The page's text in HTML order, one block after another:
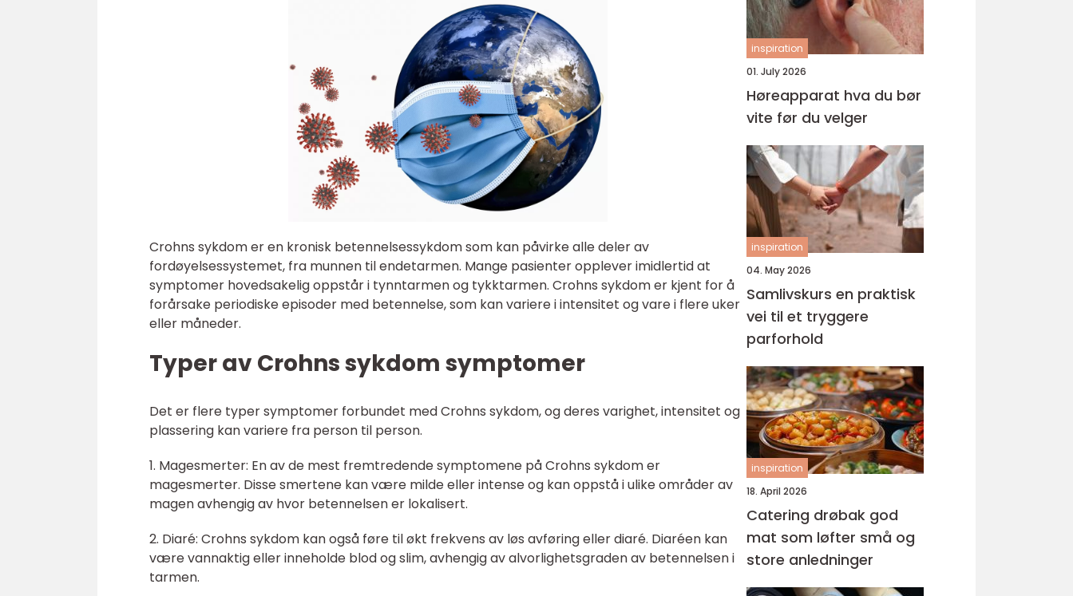
Crohns sykdom er en kronisk betennelsessykdom som kan påvirke alle deler av
fordøyelsessystemet, fra munnen til endetarmen. Mange pasienter opplever imidlertid at
symptomer hovedsakelig oppstår i tynntarmen og tykktarmen. Crohns sykdom er kjent for å
forårsake periodiske episoder med betennelse, som kan variere i intensitet og vare i flere uker
eller måneder.
Typer av Crohns sykdom symptomer
Det er flere typer symptomer forbundet med Crohns sykdom, og deres varighet, intensitet og
plassering kan variere fra person til person.
1. Magesmerter: En av de mest fremtredende symptomene på Crohns sykdom er
magesmerter. Disse smertene kan være milde eller intense og kan oppstå i ulike områder av
magen avhengig av hvor betennelsen er lokalisert.
2. Diaré: Crohns sykdom kan også føre til økt frekvens av løs avføring eller diaré. Diaréen kan
være vannaktig eller inneholde blod og slim, avhengig av alvorlighetsgraden av betennelsen i
tarmen.
inspiration
01. July 2026
Høreapparat hva du bør
vite før du velger
inspiration
04. May 2026
Samlivskurs en praktisk
vei til et tryggere
parforhold
inspiration
18. April 2026
Catering drøbak god
mat som løfter små og
store anledninger